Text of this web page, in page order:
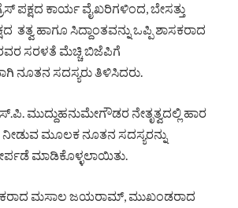
ಪಕ್ಷದ ಕಾರ್ಯ ವೈಖರಿಗಳಿಂದ, ಬೇಸತ್ತು
ತತ್ವ ಹಾಗೂ ಸಿದ್ದಾಂತವನ್ನು ಒಪ್ಪಿ ಶಾಸಕರಾದ
ಸರಳತೆ ಮೆಚ್ಚಿ ಬಿಜೆಪಿಗೆ
ನೂತನ ಸದಸ್ಯರು ತಿಳಿಸಿದರು.
ಮುದ್ದುಹನುಮೇಗೌಡರ ನೇತೃತ್ವದಲ್ಲಿ ಹಾರ
ನೀಡುವ ಮೂಲಕ ನೂತನ ಸದಸ್ಯರನ್ನು
ಮಾಡಿಕೊಳ್ಳಲಾಯಿತು.
ಮಸಾಲ ಜಯರಾಮ್, ಮುಖಂಡರಾದ